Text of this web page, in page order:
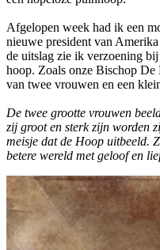
Afgelopen week had ik een
nieuwe president van
de uitslag zie ik verzoening
hoop. Zoals onze Bischop De
van twee vrouwen en een
De twee grootte vrouwen
zij groot en sterk zijn worden
meisje dat de Hoop uitbeeld.
betere wereld met geloof en